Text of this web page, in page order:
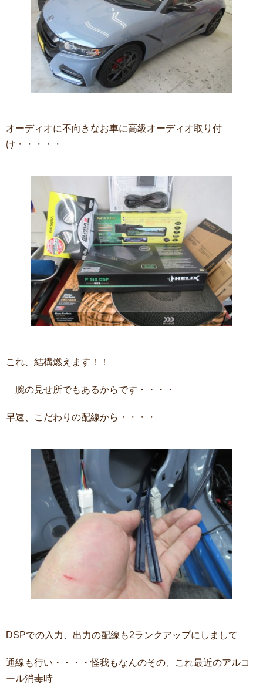
オーディオに不向きなお車に高級オーディオ取り付
け・・・・・
これ、結構燃えます！！
腕の見せ所でもあるからです・・・・
早速、こだわりの配線から・・・・
DSPでの入力、出力の配線も2ランクアップにしまして
通線も行い・・・・怪我もなんのその、これ最近のアルコ
ール消毒時